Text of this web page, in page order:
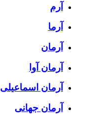
آرم
آرما
آرمان
آرمان آوا
آرمان اسماعیلی
آرمان جهانی